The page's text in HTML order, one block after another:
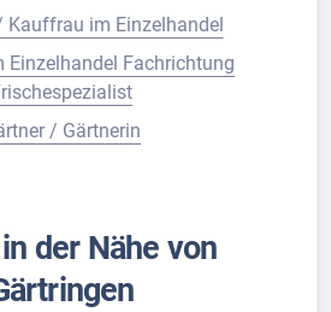
Kauffrau im Einzelhandel
Einzelhandel Fachrichtung
/ Gärtnerin
der Nähe von